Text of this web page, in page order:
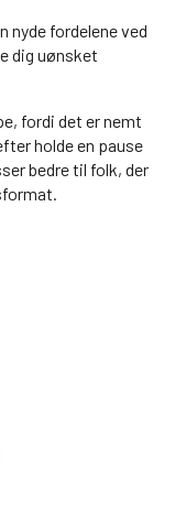
nyde fordelene ved
dig uønsket
fordi det er nemt
holde en pause
bedre til folk, der